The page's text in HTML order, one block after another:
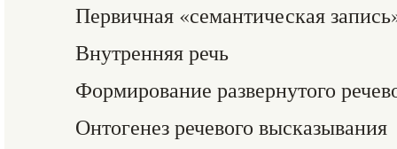
Первичная «семантическая
Внутренняя речь
Формирование развернутого
Онтогенез речевого высказывания